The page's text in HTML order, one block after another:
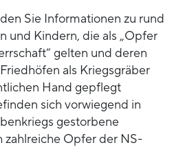
Sie Informationen zu rund
und Kindern, die als „Opfer
gelten und deren
als Kriegsgräber
Hand gepflegt
sich vorwiegend in
gestorbene
zahlreiche Opfer der NS-